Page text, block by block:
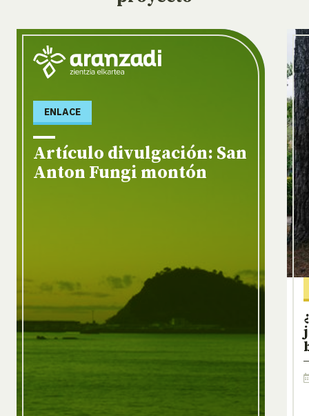
ENLACE
Artículo divulgación: San
Anton Fungi montón